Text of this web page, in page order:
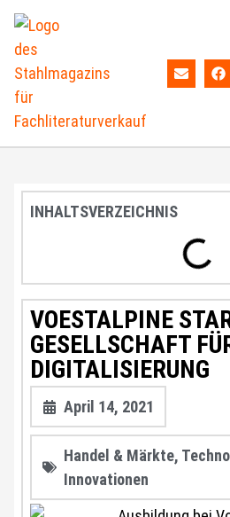
VOESTALPINE
GESELLSCHAFT
DIGITALISIERUNG
April 14, 2021
Handel & Märkte,
Innovationen
INHALTSVERZEICHNIS